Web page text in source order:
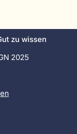
zu wissen
2025